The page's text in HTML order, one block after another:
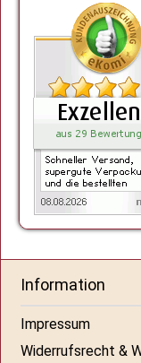
Information
Impressum
Widerrufsrecht &